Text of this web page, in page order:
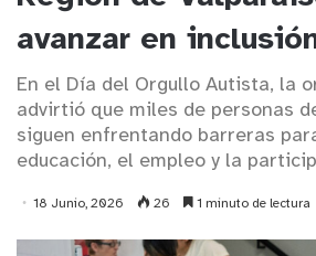
avanzar en
En el Día del Orgullo Autista, la
advirtió que miles de personas
siguen enfrentando barreras
educación, el empleo y la
18 Junio, 2026 26 1 minuto de lectura